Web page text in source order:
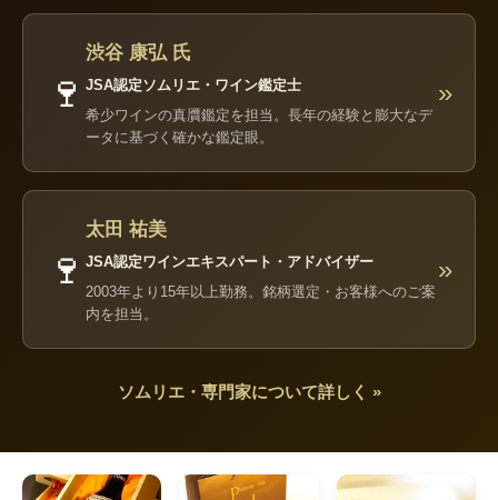
🍷
渋谷 康弘 氏
JSA認定ソムリエ・ワイン鑑定士
希少ワインの真贋鑑定を担当。長年の経験と膨大なデ
ータに基づく確かな鑑定眼。
»
🍷
太田 祐美
JSA認定ワインエキスパート・アドバイザー
2003年より15年以上勤務。銘柄選定・お客様へのご案
内を担当。
»
ソムリエ・専門家について詳しく »